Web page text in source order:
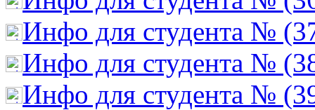
Инфо для студента №
Инфо для студента №
Инфо для студента №